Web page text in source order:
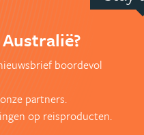
boordevol
partners.
op reisproducten.